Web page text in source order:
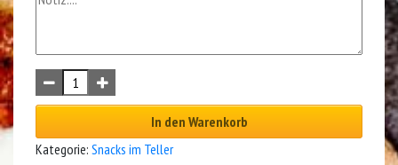
In den Warenkorb
Kategorie: Snacks im Teller